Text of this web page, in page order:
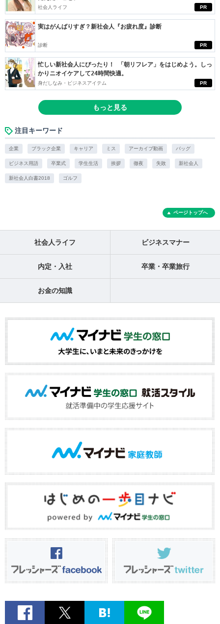
PR
社会人ライフ
PR
実はがんばりすぎ？新社会人『お疲れ度』診断
診断
PR
忙しい新社会人にぴったり！ 「朝リフレア」をはじめよう。しっ
かりニオイケアして24時間快適。
身だしなみ・ビジネスアイテム
もっと見る
注目キーワード
企業 ブラック企業 キャリア ミス アーカイブ動画 バッグ
ビジネス用語 卒業式 学生生活 挨拶 徹夜 失敗 新社会人
新社会人白書2018 ゴルフ
ページトップへ
社会人ライフ ビジネスマナー
内定・入社 卒業・卒業旅行
お金の知識